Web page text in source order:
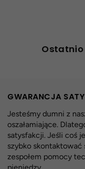
GWARANCJA
Jesteśmy dumni z
oszałamiające.
satysfakcji. Jeśli coś
szybko skontaktować
zespołem pomocy